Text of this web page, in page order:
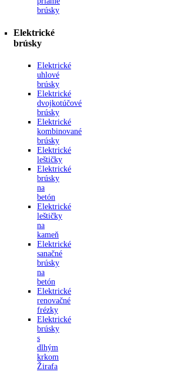
brúsky
Elektrické
brúsky
Elektrické
uhlové
brúsky
Elektrické
dvojkotúčové
brúsky
Elektrické
kombinované
brúsky
Elektrické
leštičky
Elektrické
brúsky
na
betón
Elektrické
leštičky
na
kameň
Elektrické
sanačné
brúsky
na
betón
Elektrické
renovačné
frézky
Elektrické
brúsky
s
dlhým
krkom
Žirafa